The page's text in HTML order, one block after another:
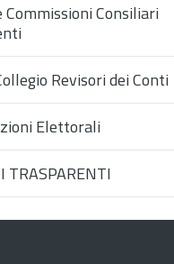
Consiliari
Revisori dei Conti
Elettorali
TRASPARENTI